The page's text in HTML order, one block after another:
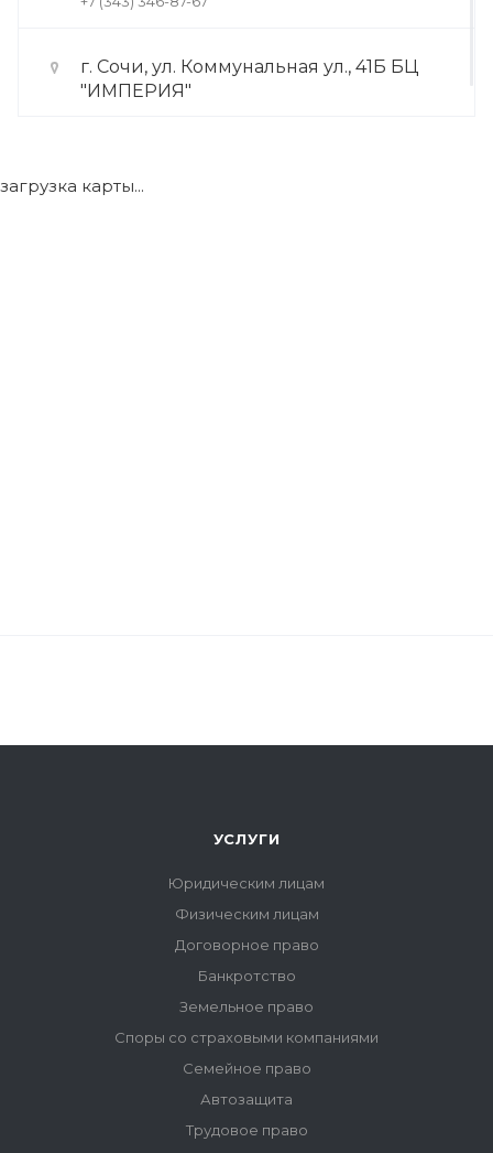
г. Сочи, ул. Коммунальная ул., 41Б БЦ
"ИМПЕРИЯ"
загрузка карты...